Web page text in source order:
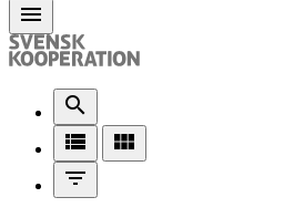
menu
search
view_list
view_module
filter_list